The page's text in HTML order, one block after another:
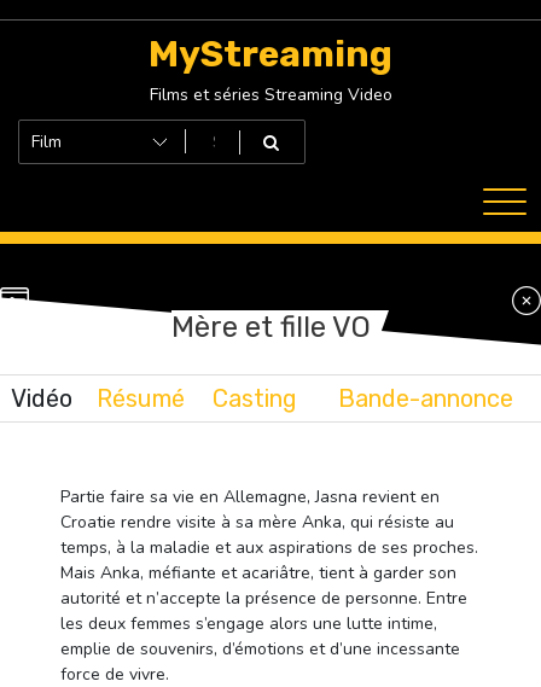
MyStreaming
Films et séries Streaming Video
Mère et fille VO
Vidéo Résumé Casting Bande-annonce
Partie faire sa vie en Allemagne, Jasna revient en
Croatie rendre visite à sa mère Anka, qui résiste au
temps, à la maladie et aux aspirations de ses proches.
Mais Anka, méfiante et acariâtre, tient à garder son
autorité et n’accepte la présence de personne. Entre
les deux femmes s’engage alors une lutte intime,
emplie de souvenirs, d’émotions et d’une incessante
force de vivre.